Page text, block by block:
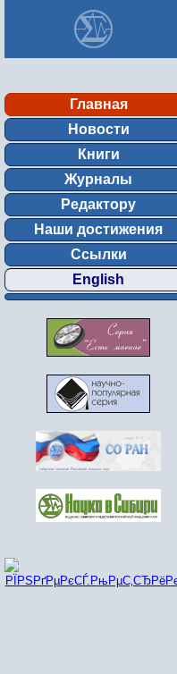
Главная
Новости
Книги
Журналы
Редактору
Наши достижения
Ссылки
English